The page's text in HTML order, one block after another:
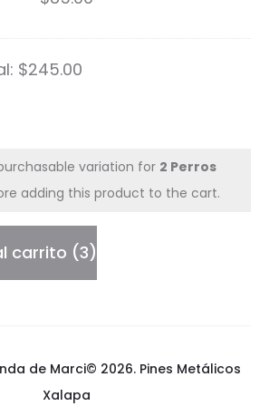
u
n
Tunes
cantidad
$245.00
variation for 2 Perros
adding this product to the cart.
carrito 3
de Marci© 2026.Pines Metálicos
Xalapa